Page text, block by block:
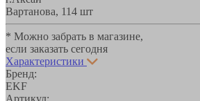
Вартанова, 114 шт
* Можно забрать в магазине,
если заказать сегодня
Характеристики
Бренд:
EKF
Артикул: